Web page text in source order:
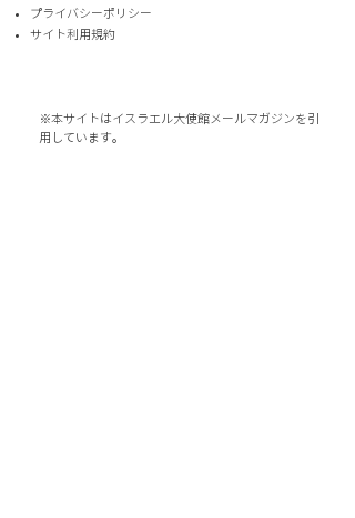
プライバシーポリシー
サイト利用規約
※本サイトはイスラエル大使館メールマガジンを引
用しています。